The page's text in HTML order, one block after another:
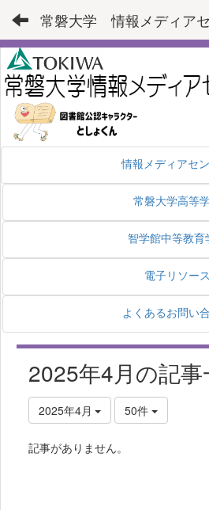
常磐大学 情報メディア
情報メディアセ
常磐大学高等
智学館中等教育
電子リソース
よくあるお問い
2025年4月の記事
2025年4月 50件
記事がありません。